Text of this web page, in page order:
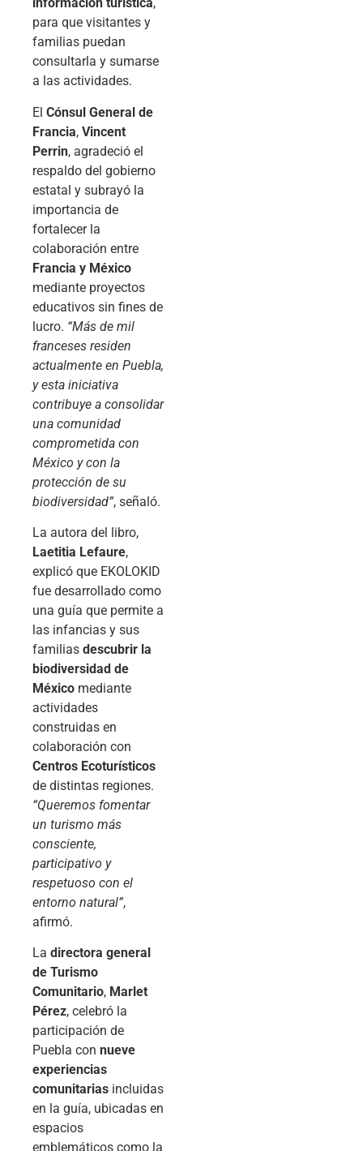
para que visitantes y
familias puedan
consultarla y sumarse
a las actividades.
El Cónsul General de
Francia, Vincent
Perrin, agradeció el
respaldo del gobierno
estatal y subrayó la
importancia de
fortalecer la
colaboración entre
Francia y México
mediante proyectos
educativos sin fines de
lucro. “Más de mil
franceses residen
actualmente en Puebla,
y esta iniciativa
contribuye a consolidar
una comunidad
comprometida con
México y con la
protección de su
biodiversidad”, señaló.
La autora del libro,
Laetitia Lefaure,
explicó que EKOLOKID
fue desarrollado como
una guía que permite a
las infancias y sus
familias descubrir la
biodiversidad de
México mediante
actividades
construidas en
colaboración con
Centros Ecoturísticos
de distintas regiones.
“Queremos fomentar
un turismo más
consciente,
participativo y
respetuoso con el
entorno natural”,
afirmó.
La directora general
de Turismo
Comunitario, Marlet
Pérez, celebró la
participación de
Puebla con nueve
experiencias
comunitarias incluidas
en la guía, ubicadas en
espacios
emblemáticos como la